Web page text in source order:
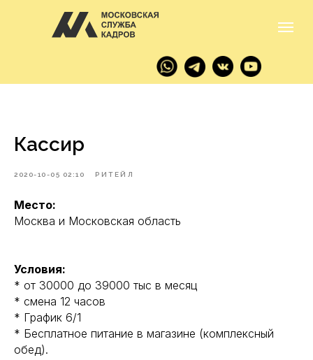
Кассир
2020-10-05 02:10 РИТЕЙЛ
Место:
Москва и Московская область
Условия:
* от 30000 до 39000 тыс в месяц
* смена 12 часов
* График 6/1
* Бесплатное питание в магазине (комплексный
обед).